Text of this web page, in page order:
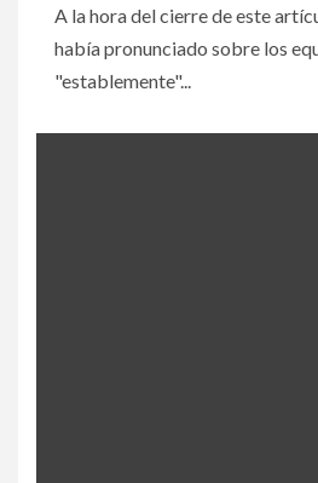
A la hora del cierre de este
había pronunciado sobre los
"establemente"...